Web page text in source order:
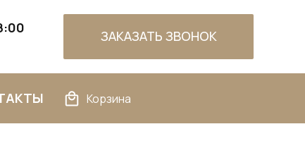
ЗАКАЗАТЬ ЗВОНОК
Корзина